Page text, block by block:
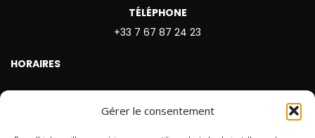
Gérer le consentement
TÉLÉPHONE
+33 7 67 87 24 23
HORAIRES
Lundi : 12:30 - 21:00